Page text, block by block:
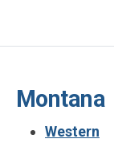
Montana
Western